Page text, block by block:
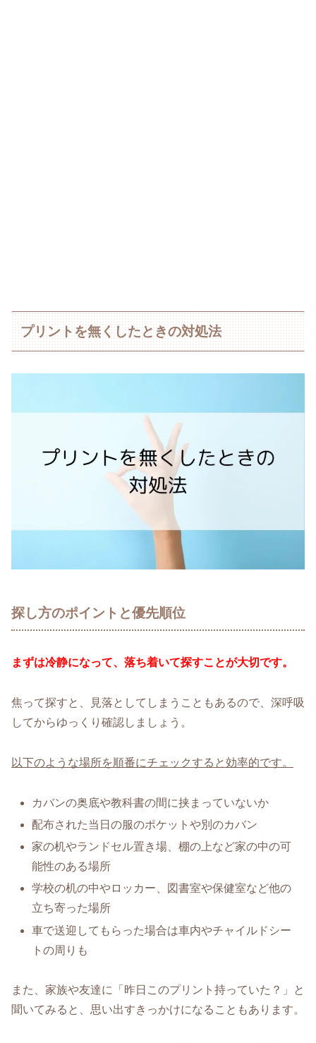
プリントを無くしたときの対処法
探し方のポイントと優先順位
まずは冷静になって、落ち着いて探すことが大切です。
焦って探すと、見落としてしまうこともあるので、深呼吸
してからゆっくり確認しましょう。
以下のような場所を順番にチェックすると効率的です。
カバンの奥底や教科書の間に挟まっていないか
配布された当日の服のポケットや別のカバン
家の机やランドセル置き場、棚の上など家の中の可
能性のある場所
学校の机の中やロッカー、図書室や保健室など他の
立ち寄った場所
車で送迎してもらった場合は車内やチャイルドシー
トの周りも
また、家族や友達に「昨日このプリント持っていた？」と
聞いてみると、思い出すきっかけになることもあります。